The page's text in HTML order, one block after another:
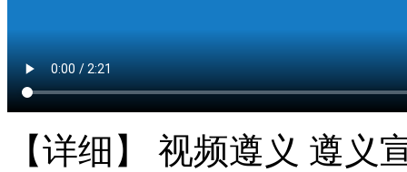
【详细】 视频遵义 遵义